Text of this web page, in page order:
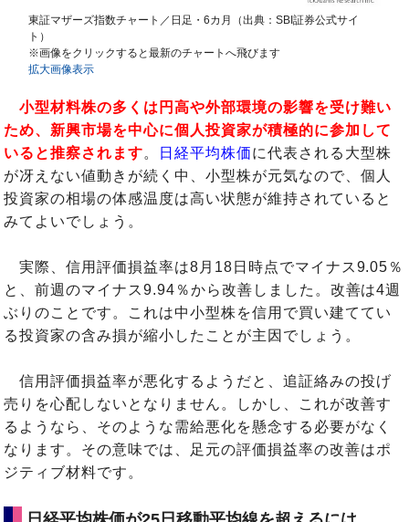
東証マザーズ指数チャート／日足・6カ月（出典：SBI証券公式サイ
ト）
※画像をクリックすると最新のチャートへ飛びます
拡大画像表示
小型材料株の多くは円高や外部環境の影響を受け難い
ため、新興市場を中心に個人投資家が積極的に参加して
いると推察されます。 日経平均株価に代表される大型株
が冴えない値動きが続く中、小型株が元気なので、個人
投資家の相場の体感温度は高い状態が維持されていると
みてよいでしょう。
実際、信用評価損益率は8月18日時点でマイナス9.05％
と、前週のマイナス9.94％から改善しました。改善は4週
ぶりのことです。これは中小型株を信用で買い建ててい
る投資家の含み損が縮小したことが主因でしょう。
信用評価損益率が悪化するようだと、追証絡みの投げ
売りを心配しないとなりません。しかし、これが改善す
るようなら、そのような需給悪化を懸念する必要がなく
なります。その意味では、足元の評価損益率の改善はポ
ジティブ材料です。